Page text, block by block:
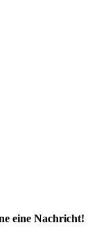
eine Nachricht!